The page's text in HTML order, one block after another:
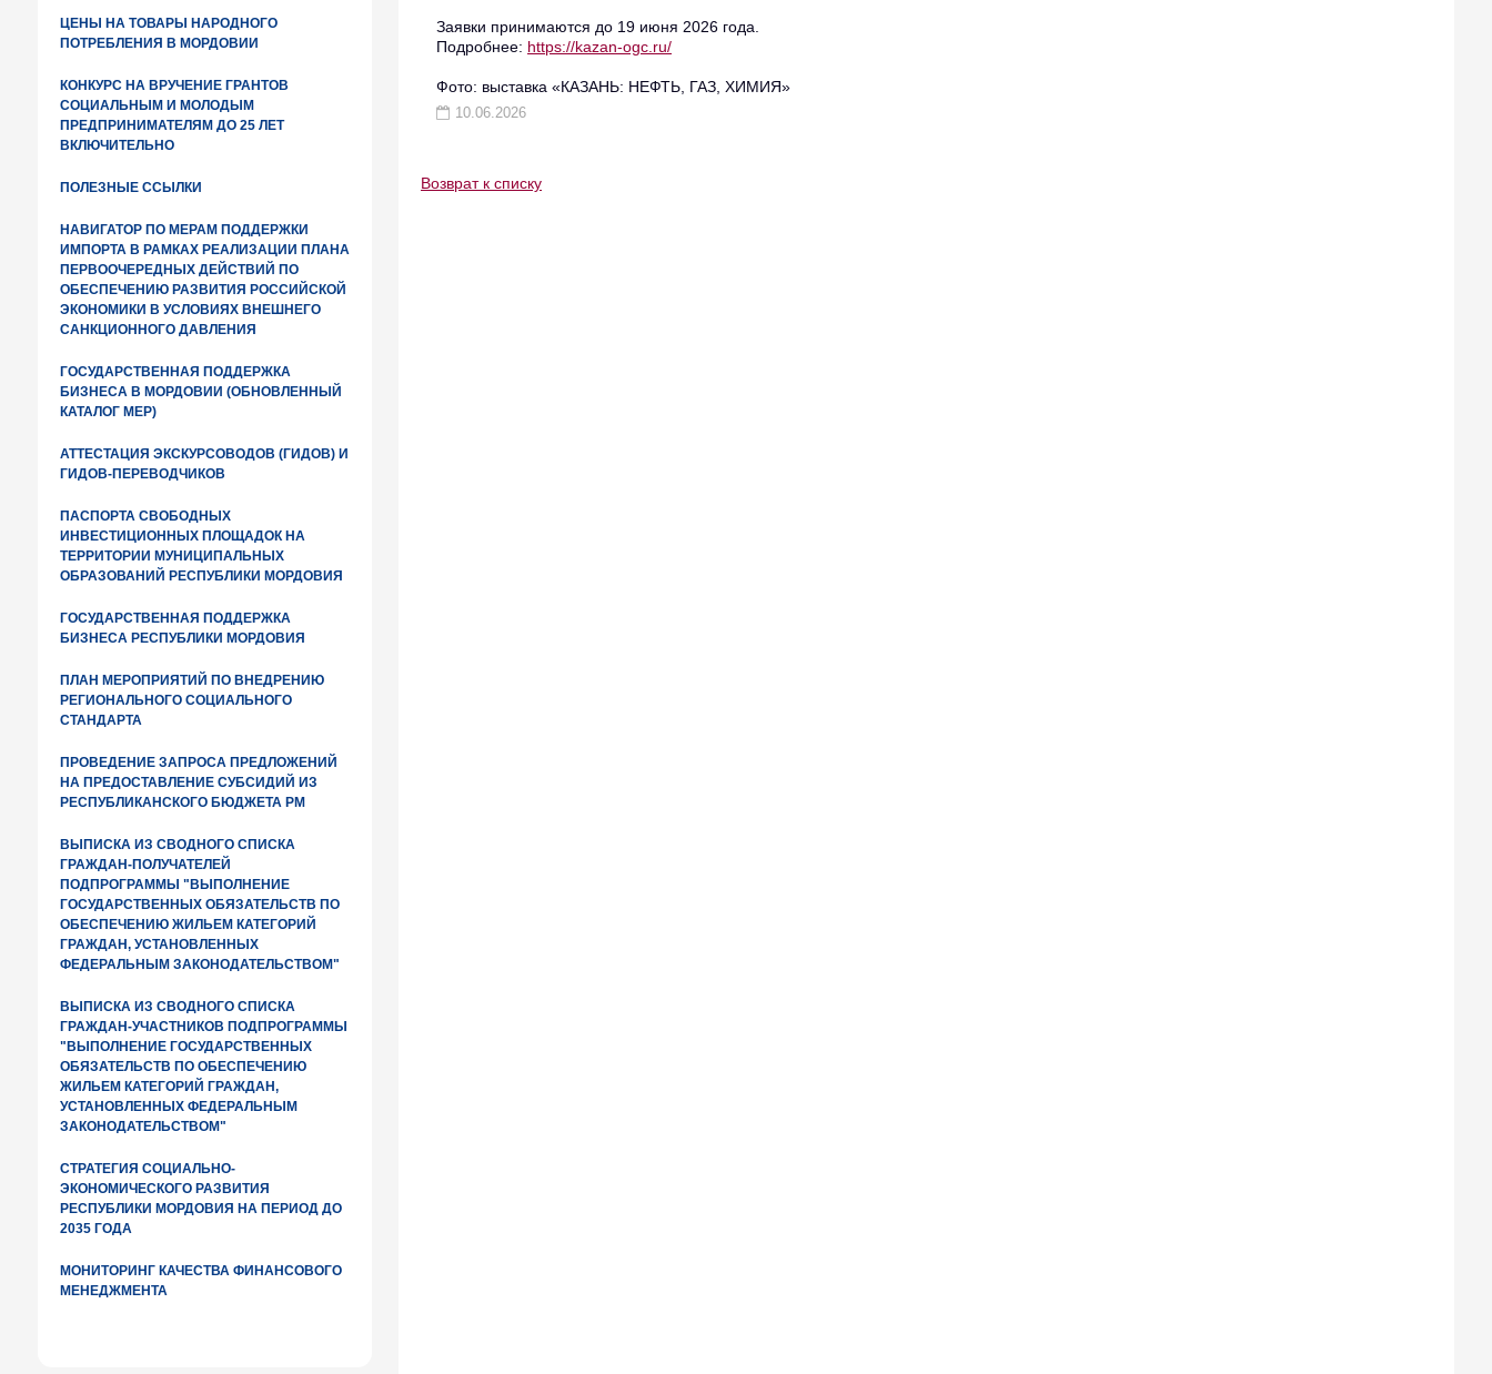
ЦЕНЫ НА ТОВАРЫ НАРОДНОГО
ПОТРЕБЛЕНИЯ В МОРДОВИИ
КОНКУРС НА ВРУЧЕНИЕ ГРАНТОВ
СОЦИАЛЬНЫМ И МОЛОДЫМ
ПРЕДПРИНИМАТЕЛЯМ ДО 25 ЛЕТ
ВКЛЮЧИТЕЛЬНО
ПОЛЕЗНЫЕ ССЫЛКИ
НАВИГАТОР ПО МЕРАМ ПОДДЕРЖКИ
ИМПОРТА В РАМКАХ РЕАЛИЗАЦИИ ПЛАНА
ПЕРВООЧЕРЕДНЫХ ДЕЙСТВИЙ ПО
ОБЕСПЕЧЕНИЮ РАЗВИТИЯ РОССИЙСКОЙ
ЭКОНОМИКИ В УСЛОВИЯХ ВНЕШНЕГО
САНКЦИОННОГО ДАВЛЕНИЯ
ГОСУДАРСТВЕННАЯ ПОДДЕРЖКА
БИЗНЕСА В МОРДОВИИ (ОБНОВЛЕННЫЙ
КАТАЛОГ МЕР)
АТТЕСТАЦИЯ ЭКСКУРСОВОДОВ (ГИДОВ) И
ГИДОВ-ПЕРЕВОДЧИКОВ
ПАСПОРТА СВОБОДНЫХ
ИНВЕСТИЦИОННЫХ ПЛОЩАДОК НА
ТЕРРИТОРИИ МУНИЦИПАЛЬНЫХ
ОБРАЗОВАНИЙ РЕСПУБЛИКИ МОРДОВИЯ
ГОСУДАРСТВЕННАЯ ПОДДЕРЖКА
БИЗНЕСА РЕСПУБЛИКИ МОРДОВИЯ
ПЛАН МЕРОПРИЯТИЙ ПО ВНЕДРЕНИЮ
РЕГИОНАЛЬНОГО СОЦИАЛЬНОГО
СТАНДАРТА
ПРОВЕДЕНИЕ ЗАПРОСА ПРЕДЛОЖЕНИЙ
НА ПРЕДОСТАВЛЕНИЕ СУБСИДИЙ ИЗ
РЕСПУБЛИКАНСКОГО БЮДЖЕТА РМ
ВЫПИСКА ИЗ СВОДНОГО СПИСКА
ГРАЖДАН-ПОЛУЧАТЕЛЕЙ
ПОДПРОГРАММЫ "ВЫПОЛНЕНИЕ
ГОСУДАРСТВЕННЫХ ОБЯЗАТЕЛЬСТВ ПО
ОБЕСПЕЧЕНИЮ ЖИЛЬЕМ КАТЕГОРИЙ
ГРАЖДАН, УСТАНОВЛЕННЫХ
ФЕДЕРАЛЬНЫМ ЗАКОНОДАТЕЛЬСТВОМ"
ВЫПИСКА ИЗ СВОДНОГО СПИСКА
ГРАЖДАН-УЧАСТНИКОВ ПОДПРОГРАММЫ
"ВЫПОЛНЕНИЕ ГОСУДАРСТВЕННЫХ
ОБЯЗАТЕЛЬСТВ ПО ОБЕСПЕЧЕНИЮ
ЖИЛЬЕМ КАТЕГОРИЙ ГРАЖДАН,
УСТАНОВЛЕННЫХ ФЕДЕРАЛЬНЫМ
ЗАКОНОДАТЕЛЬСТВОМ"
СТРАТЕГИЯ СОЦИАЛЬНО-
ЭКОНОМИЧЕСКОГО РАЗВИТИЯ
РЕСПУБЛИКИ МОРДОВИЯ НА ПЕРИОД ДО
2035 ГОДА
МОНИТОРИНГ КАЧЕСТВА ФИНАНСОВОГО
МЕНЕДЖМЕНТА
Заявки принимаются до 19 июня 2026 года.
Подробнее: https://kazan-ogc.ru/
Фото: выставка «КАЗАНЬ: НЕФТЬ, ГАЗ, ХИМИЯ»
10.06.2026
Возврат к списку